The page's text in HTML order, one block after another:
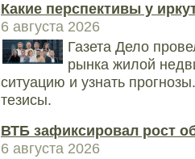
Какие перспективы у
6 августа 2026
Газета Дело
рынка жилой
ситуацию и узнать
тезисы.
ВТБ зафиксировал рост
6 августа 2026